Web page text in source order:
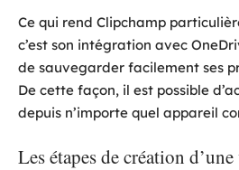
Ce qui rend Clipchamp
c’est son intégration avec
de sauvegarder facilement ses
De cette façon, il est possible
depuis n’importe quel appareil
Les étapes de création